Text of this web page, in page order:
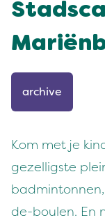
archive
Kom met je
gezelligste
de-boulen. En